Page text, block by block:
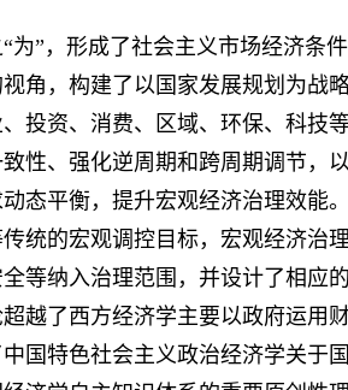
”，形成了社会主义市场经济条
角，构建了以国家发展规划为战
投资、消费、区域、环保、科技
性、强化逆周期和跨周期调节，
态平衡，提升宏观经济治理效能
统的宏观调控目标，宏观经济治
等纳入治理范围，并设计了相应
越了西方经济学主要以政府运用
国特色社会主义政治经济学关于